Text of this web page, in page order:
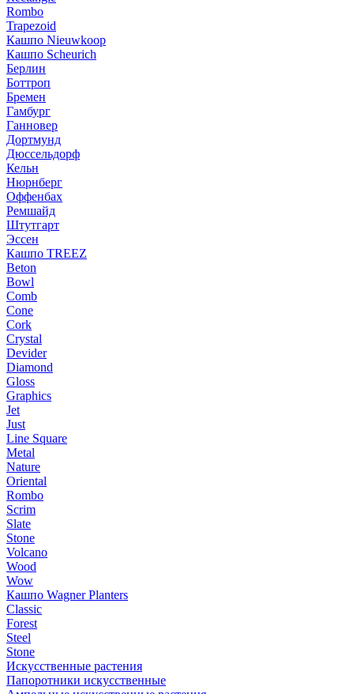
Rombo
Trapezoid
Кашпо Nieuwkoop
Кашпо Scheurich
Берлин
Боттроп
Бремен
Гамбург
Ганновер
Дортмунд
Дюссельдорф
Кельн
Нюрнберг
Оффенбах
Ремшайд
Штутгарт
Эссен
Кашпо TREEZ
Beton
Bowl
Comb
Cone
Cork
Crystal
Devider
Diamond
Gloss
Graphics
Jet
Just
Line Square
Metal
Nature
Oriental
Rombo
Scrim
Slate
Stone
Volcano
Wood
Wow
Кашпо Wagner Planters
Classic
Forest
Steel
Stone
Искусственные растения
Папоротники искусственные